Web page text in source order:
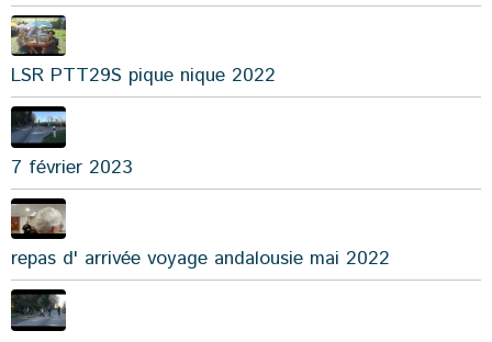
LSR PTT29S pique nique 2022
7 février 2023
repas d' arrivée voyage andalousie mai 2022